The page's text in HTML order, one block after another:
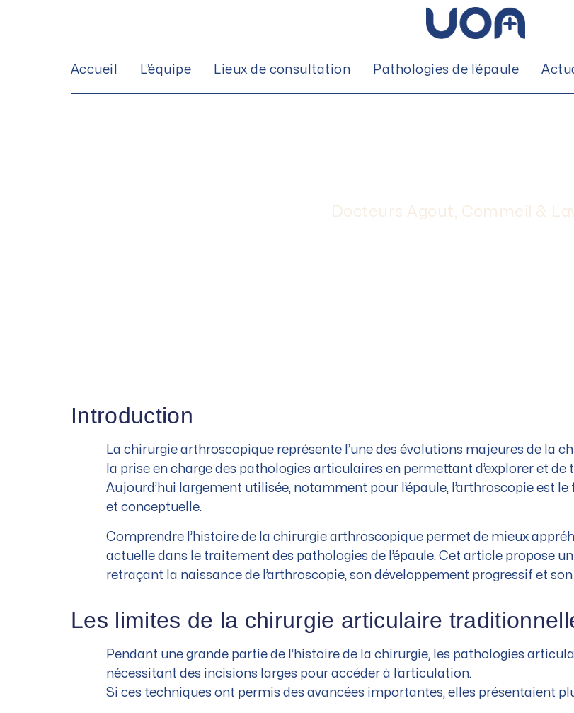
Accueil L’équipe Lieux de consultation Pathologies de l’épaule
Docteurs Agout, Commeil &
Introduction
La chirurgie arthroscopique représente l’une des évolutions majeures de la
la prise en charge des pathologies articulaires en permettant d’explorer et
Aujourd’hui largement utilisée, notamment pour l’épaule, l’arthroscopie est
et conceptuelle.
Comprendre l’histoire de la chirurgie arthroscopique permet de mieux
actuelle dans le traitement des pathologies de l’épaule. Cet article propose
retraçant la naissance de l’arthroscopie, son développement progressif et
Les limites de la chirurgie articulaire
Pendant une grande partie de l’histoire de la chirurgie, les pathologies
nécessitant des incisions larges pour accéder à l’articulation.
Si ces techniques ont permis des avancées importantes, elles présentaient